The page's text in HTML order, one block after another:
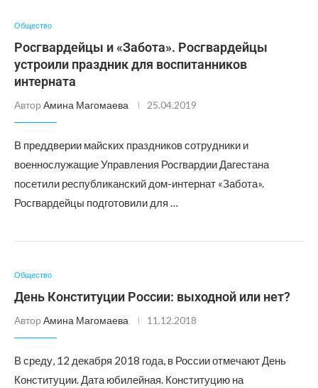
Общество
Росгвардейцы и «Забота». Росгвардейцы
устроили праздник для воспитанников
интерната
Автор Амина Магомаева 25.04.2019
В преддверии майских праздников сотрудники и
военнослужащие Управления Росгвардии Дагестана
посетили республиканский дом-интернат «Забота».
Росгвардейцы подготовили для …
Общество
День Конституции России: выходной или нет?
Автор Амина Магомаева 11.12.2018
В среду, 12 декабря 2018 года, в России отмечают День
Конституции. Дата юбилейная. Конституцию на